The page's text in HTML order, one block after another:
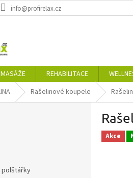
info@profirelax.cz
MASÁŽE REHABILITACE
Rašelinové koupele
polštářky
Akce